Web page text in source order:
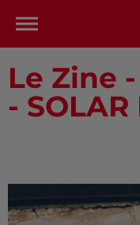
Le Zine
- SOLAR